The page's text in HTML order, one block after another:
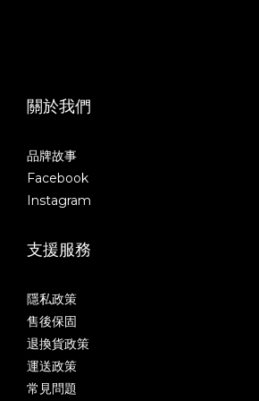
關於我們
品牌故事
Facebook
Instagram
支援服務
隱私政策
售後保固
退換貨政策
運送政策
常見問題